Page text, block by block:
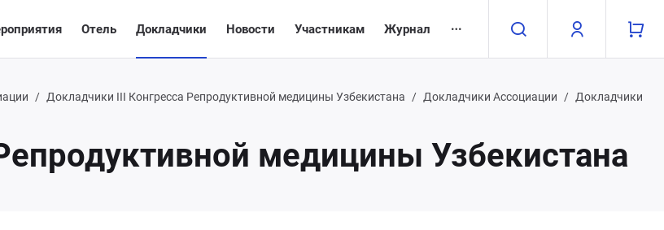
Отель Докладчики Новости Участникам Журнал
Докладчики III Конгресса Репродуктивной медицины Узбекистана Докладчики Ассоциации
Докладчики
медицины Узбекистана